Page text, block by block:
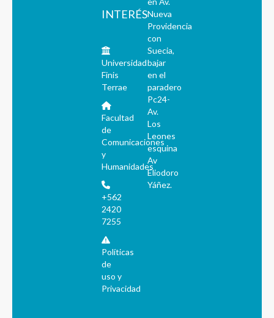
INTERÉS
Universidad
Finis
Terrae
Facultad
de
Comunicaciones
y
Humanidades
+562
2420
7255
Políticas
de
uso y
Privacidad
Nueva
Providencia
con
Suecia,
bajar
en el
paradero
Pc24-
Av.
Los
Leones
esquina
Av
Eliodoro
Yáñez.